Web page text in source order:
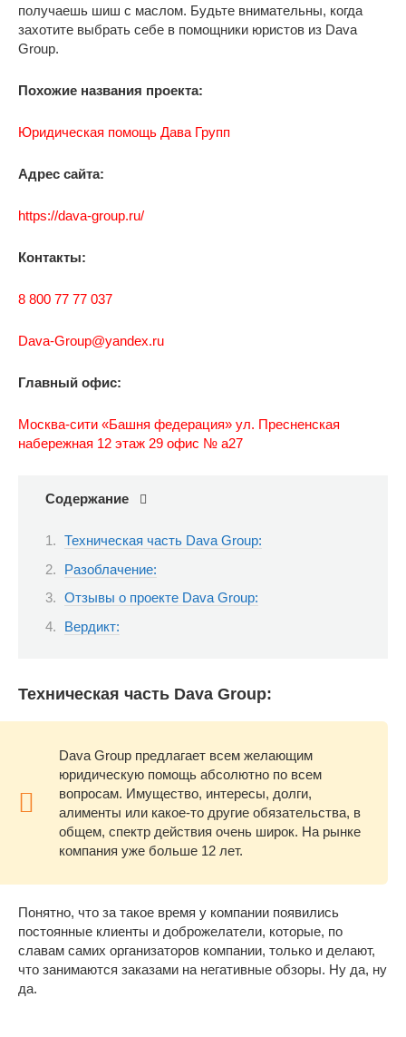
получаешь шиш с маслом. Будьте внимательны, когда
захотите выбрать себе в помощники юристов из Dava
Group.
Похожие названия проекта:
Юридическая помощь Дава Групп
Адрес сайта:
https://dava-group.ru/
Контакты:
8 800 77 77 037
Dava-Group@yandex.ru
Главный офис:
Москва-сити «Башня федерация» ул. Пресненская
набережная 12 этаж 29 офис № а27
Содержание
Техническая часть Dava Group:
Разоблачение:
Отзывы о проекте Dava Group:
Вердикт:
Техническая часть Dava Group:
Dava Group предлагает всем желающим
юридическую помощь абсолютно по всем
вопросам. Имущество, интересы, долги,
алименты или какое-то другие обязательства, в
общем, спектр действия очень широк. На рынке
компания уже больше 12 лет.
Понятно, что за такое время у компании появились
постоянные клиенты и доброжелатели, которые, по
славам самих организаторов компании, только и делают,
что занимаются заказами на негативные обзоры. Ну да, ну
да.